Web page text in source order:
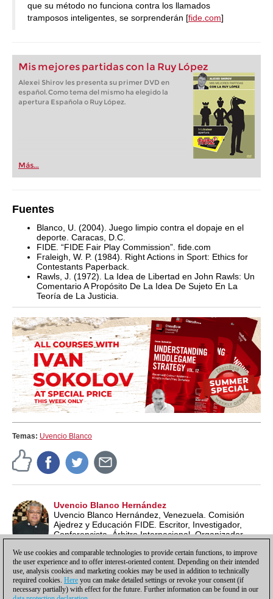
que su método no funciona contra los llamados
tramposos inteligentes, se sorprenderán [fide.com]
Mis mejores partidas con la Ruy López
Alexei Shirov les presenta su primer DVD en
español. Como tema del mismo ha elegido la
apertura Española o Ruy López.
Más...
Fuentes
Blanco, U. (2004). Juego limpio contra el dopaje en el
deporte. Caracas, D.C.
FIDE. “FIDE Fair Play Commission”. fide.com
Fraleigh, W. P. (1984). Right Actions in Sport: Ethics for
Contestants Paperback.
Rawls, J. (1972). La Idea de Libertad en John Rawls: Un
Comentario A Propósito De La Idea De Sujeto En La
Teoría de La Justicia.
Temas: Uvencio Blanco
Uvencio Blanco Hernández
Uvencio Blanco Hernández, Venezuela. Comisión
Ajedrez y Educación FIDE. Escritor, Investigador,
Conferencista, Árbitro Internacional, Organizador
Lead School Instructor FIDE.
We use cookies and comparable technologies to provide certain functions, to improve
the user experience and to offer interest-oriented content. Depending on their intended
use, analysis cookies and marketing cookies may be used in addition to technically
required cookies. Here you can make detailed settings or revoke your consent (if
necessary partially) with effect for the future. Further information can be found in our